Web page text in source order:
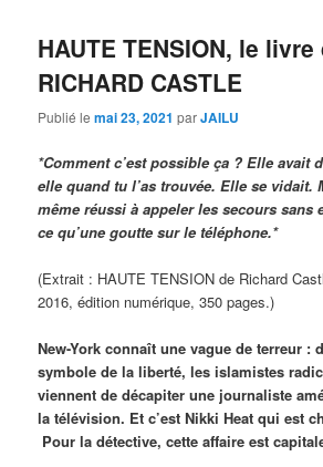
HAUTE TENSION, le livre
RICHARD CASTLE
Publié lemai 23, 2021 parJAILU
*Comment c’est possible ça ? Elle avait
elle quand tu l’as trouvée. Elle se vidait.
même réussi à appeler les secours sans
ce qu’une goutte sur le téléphone.*
(Extrait : HAUTE TENSION de Richard
2016, édition numérique, 350 pages.)
New-York connaît une vague de terreur :
symbole de la liberté, les islamistes
viennent de décapiter une journaliste
la télévision. Et c’est Nikki Heat qui est
Pour la détective, cette affaire est